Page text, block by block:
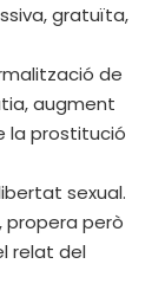
gratuïta,
de
augment
la prostitució
sexual.
propera però
relat del